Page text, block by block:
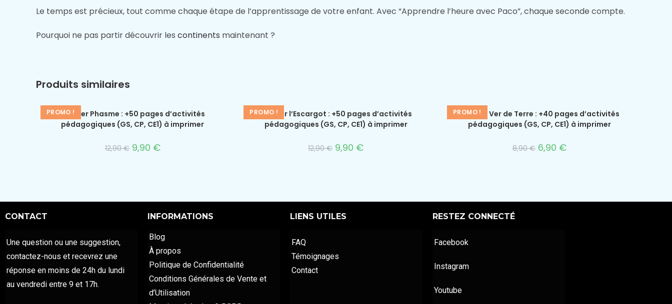
Le temps est précieux, tout comme chaque étape de l’apprentissage de votre enfant. Avec “Apprendre l’heure avec Paco”, chaque seconde compte.
Pourquoi ne pas partir découvrir les continents maintenant ?
Produits similaires
PROMO !Dossier Phasme : +50 pages d’activités
pédagogiques (GS, CP, CE1) à imprimer
12,90€ 9,90 €
PROMO !
Dossier l’Escargot : +50 pages d’activités
pédagogiques (GS, CP, CE1) à imprimer
12,90€ 9,90 €
PROMO !
Dossier Ver de Terre : +40 pages d’activités
pédagogiques (GS, CP, CE1) à imprimer
8,90€ 6,90 €
CONTACT
Une question ou une suggestion,
contactez-nous et recevrez une
réponse en moins de 24h du lundi
au vendredi entre 9 et 17h.
INFORMATIONS
Blog
À propos
Politique de Confidentialité
Conditions Générales de Vente et
d’Utilisation
LIENS UTILES
FAQ
Témoignages
Contact
RESTEZ CONNECTÉ
Facebook
Instagram
Youtube